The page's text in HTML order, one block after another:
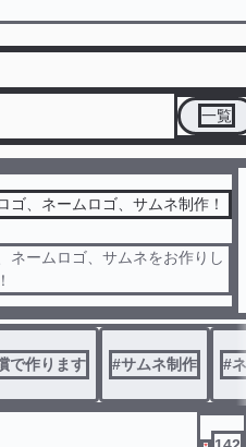
一覧
ゴ、ネームロゴ、サムネ制作！
ネームロゴ、サムネをお作りし
で作ります #サムネ制作 #